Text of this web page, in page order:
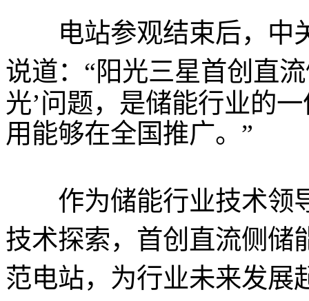
电站参观结束后，中
说道：“阳光三星首创直
光’问题，是储能行业的
用能够在全国推广。”
作为储能行业技术领
技术探索，首创直流侧储
范电站，为行业未来发展